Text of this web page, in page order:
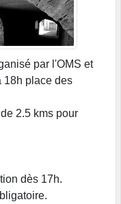
par l'OMS et
18h place des
2.5 kms pour
dès 17h.